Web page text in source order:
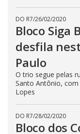
DO R7/26/02/2020
Bloco Siga
desfila
Paulo
O trio segue pelas
Santo Antônio,
Lopes
DO R7/28/02/2020
Bloco dos